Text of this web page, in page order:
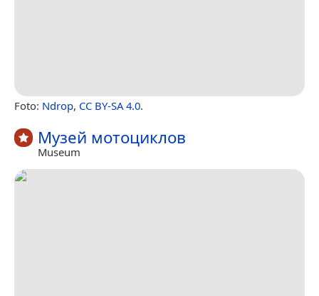
Foto: Ndrop, CC BY-SA 4.0.
Музей мотоциклов
Museum